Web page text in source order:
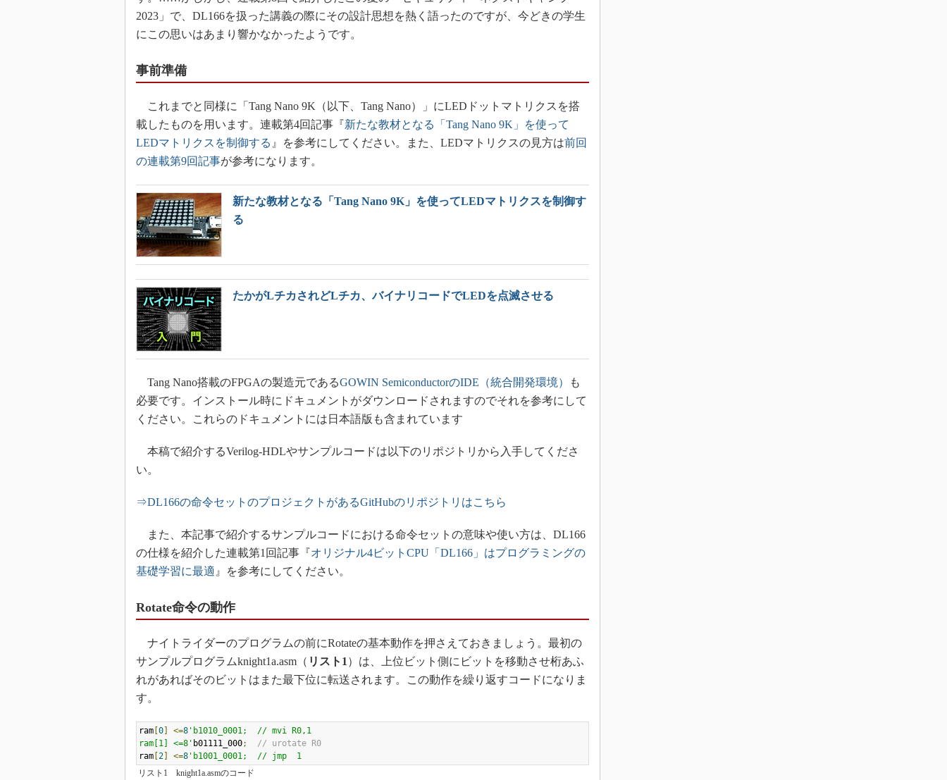
2023」で、DL166を扱った講義の際にその設計思想を熱く語ったのですが、今どきの学生
にこの思いはあまり響かなかったようです。
事前準備
これまでと同様に「Tang Nano 9K（以下、Tang Nano）」にLEDドットマトリクスを搭
載したものを用います。連載第4回記事『新たな教材となる「Tang Nano 9K」を使って
LEDマトリクスを制御する 』を参考にしてください。また、LEDマトリクスの見方は前回
の連載第9回記事が参考になります。
新たな教材となる「Tang Nano 9K」を使ってLEDマトリクスを制御す
る
たかがLチカされどLチカ、バイナリコードでLEDを点滅させる
Tang Nano搭載のFPGAの製造元であるGOWIN SemiconductorのIDE（統合開発環境）
も
必要です。インストール時にドキュメントがダウンロードされますのでそれを参考にして
ください。これらのドキュメントには日本語版も含まれています
本稿で紹介するVerilog-HDLやサンプルコードは以下のリポジトリから入手してくださ
い。
⇒DL166の命令セットのプロジェクトがあるGitHubのリポジトリはこちら
また、本記事で紹介するサンプルコードにおける命令セットの意味や使い方は、DL166
の仕様を紹介した連載第1回記事『オリジナル4ビットCPU「DL166」はプログラミングの
基礎学習に最適 』を参考にしてください。
Rotate命令の動作
ナイトライダーのプログラムの前にRotateの基本動作を押さえておきましょう。最初の
サンプルプログラムknight1a.asm（ リスト1 ）は、上位ビット側にビットを移動させ桁あふ
れがあればそのビットはまた最下位に転送されます。この動作を繰り返すコードになりま
す。
ram 0 <=8 'b1010_0001;  // mvi R0,1
ram[1] <=8' b01111_000;
// urotate R0
ram 2 <=8
'b1001_0001;  // jmp 	1
リスト1 knight1a.asmのコード